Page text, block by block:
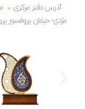
آدرس دفتر مرکزی
مژدی- خیابان پروفسور